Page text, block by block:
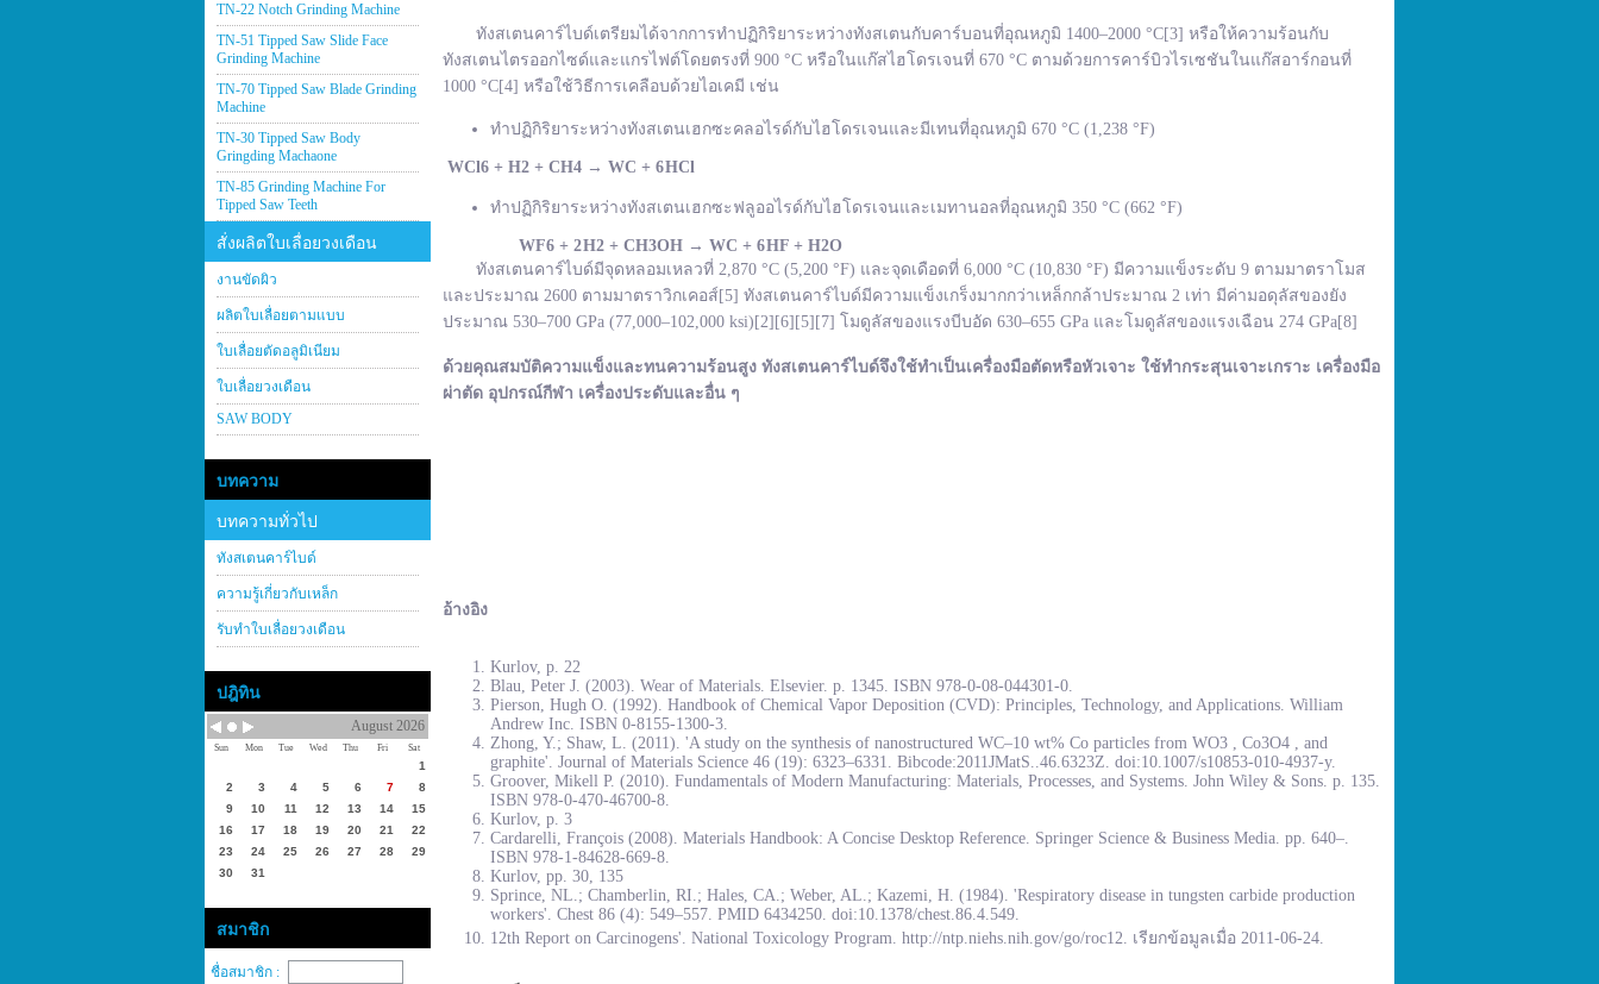
TN-22 Notch Grinding Machine
TN-51 Tipped Saw Slide Face
Grinding Machine
TN-70 Tipped Saw Blade Grinding
Machine
TN-30 Tipped Saw Body
Gringding Machaone
TN-85 Grinding Machine For
Tipped Saw Teeth
สั่งผลิตใบเลื่อยวงเดือน
งานขัดผิว
ผลิตใบเลื่อยตามแบบ
ใบเลื่อยตัดอลูมิเนียม
ใบเลื่อยวงเดือน
SAW BODY
บทความ
บทความทั่วไป
ทังสเตนคาร์ไบด์
ความรู้เกี่ยวกับเหล็ก
รับทำใบเลื่อยวงเดือน
ปฎิทิน
August 2026
Sun Mon Tue Wed Thu Fri Sat
1
2
3 4 5 6 7
8
9
10 11 12 13 14
15
16
17 18 19 20 21
22
23
24 25 26 27 28
29
30
31
สมาชิก
ชื่อสมาชิก :
ทังสเตนคาร์ไบด์เตรียมได้จากการทำปฏิกิริยาระหว่างทังสเตนกับคาร์บอนที่อุณหภูมิ 1400–2000 °C[3] หรือให้ความร้อนกับ
ทังสเตนไตรออกไซด์และแกรไฟต์โดยตรงที่ 900 °C หรือในแก๊สไฮโดรเจนที่ 670 °C ตามด้วยการคาร์บิวไรเซชันในแก๊สอาร์กอนที่
1000 °C[4] หรือใช้วิธีการเคลือบด้วยไอเคมี เช่น
ทำปฏิกิริยาระหว่างทังสเตนเฮกซะคลอไรด์กับไฮโดรเจนและมีเทนที่อุณหภูมิ 670 °C (1,238 °F)
WCl6 + H2 + CH4 → WC + 6 HCl
ทำปฏิกิริยาระหว่างทังสเตนเฮกซะฟลูออไรด์กับไฮโดรเจนและเมทานอลที่อุณหภูมิ 350 °C (662 °F)
WF6 + 2 H2 + CH3OH → WC + 6 HF + H2O
ทังสเตนคาร์ไบด์มีจุดหลอมเหลวที่ 2,870 °C (5,200 °F) และจุดเดือดที่ 6,000 °C (10,830 °F) มีความแข็งระดับ 9 ตามมาตราโมส
และประมาณ 2600 ตามมาตราวิกเคอส์[5] ทังสเตนคาร์ไบด์มีความแข็งเกร็งมากกว่าเหล็กกล้าประมาณ 2 เท่า มีค่ามอดุลัสของยัง
ประมาณ 530–700 GPa (77,000–102,000 ksi)[2][6][5][7] โมดูลัสของแรงบีบอัด 630–655 GPa และโมดูลัสของแรงเฉือน 274 GPa[8]
ด้วยคุณสมบัติความแข็งและทนความร้อนสูง ทังสเตนคาร์ไบด์จึงใช้ทำเป็นเครื่องมือตัดหรือหัวเจาะ ใช้ทำกระสุนเจาะเกราะ เครื่องมือ
ผ่าตัด อุปกรณ์กีฬา เครื่องประดับและอื่น ๆ
อ้างอิง
Kurlov, p. 22
Blau, Peter J. (2003). Wear of Materials. Elsevier. p. 1345. ISBN 978-0-08-044301-0.
Pierson, Hugh O. (1992). Handbook of Chemical Vapor Deposition (CVD): Principles, Technology, and Applications. William
Andrew Inc. ISBN 0-8155-1300-3.
Zhong, Y.; Shaw, L. (2011). 'A study on the synthesis of nanostructured WC–10 wt% Co particles from WO3 , Co3O4 , and
graphite'. Journal of Materials Science 46 (19): 6323–6331. Bibcode:2011JMatS..46.6323Z. doi:10.1007/s10853-010-4937-y.
Groover, Mikell P. (2010). Fundamentals of Modern Manufacturing: Materials, Processes, and Systems. John Wiley & Sons. p. 135.
ISBN 978-0-470-46700-8.
Kurlov, p. 3
Cardarelli, François (2008). Materials Handbook: A Concise Desktop Reference. Springer Science & Business Media. pp. 640–.
ISBN 978-1-84628-669-8.
Kurlov, pp. 30, 135
Sprince, NL.; Chamberlin, RI.; Hales, CA.; Weber, AL.; Kazemi, H. (1984). 'Respiratory disease in tungsten carbide production
workers'. Chest 86 (4): 549–557. PMID 6434250. doi:10.1378/chest.86.4.549.
12th Report on Carcinogens'. National Toxicology Program. http://ntp.niehs.nih.gov/go/roc12. เรียกข้อมูลเมื่อ 2011-06-24.